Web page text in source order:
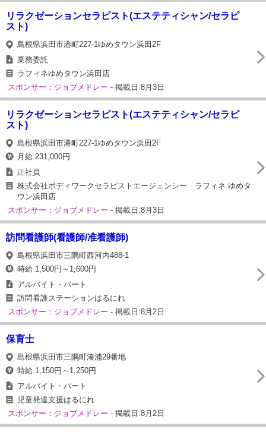
リラクゼーションセラピスト(エステティシャン/セラピ
スト)
島根県浜田市港町227-1ゆめタウン浜田2F
業務委託
ラフィネゆめタウン浜田店
スポンサー：ジョブメドレー - 掲載日:8月3日
リラクゼーションセラピスト(エステティシャン/セラピ
スト)
島根県浜田市港町227-1ゆめタウン浜田2F
月給 231,000円
正社員
株式会社ボディワークセラピストエージェンシー ラフィネ ゆめタ
ウン浜田店
スポンサー：ジョブメドレー - 掲載日:8月3日
訪問看護師(看護師/准看護師)
島根県浜田市三隅町西河内488-1
時給 1,500円～1,600円
アルバイト・パート
訪問看護ステーションはるにれ
スポンサー：ジョブメドレー - 掲載日:8月2日
保育士
島根県浜田市三隅町湊浦29番地
時給 1,150円～1,250円
アルバイト・パート
児童発達支援はるにれ
スポンサー：ジョブメドレー - 掲載日:8月2日